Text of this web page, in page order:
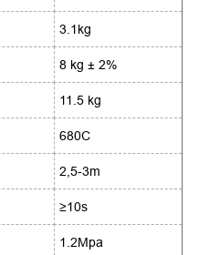
3.1kg
8 kg ± 2%
11.5 kg
680C
2,5-3m
≥10s
1.2Mpa